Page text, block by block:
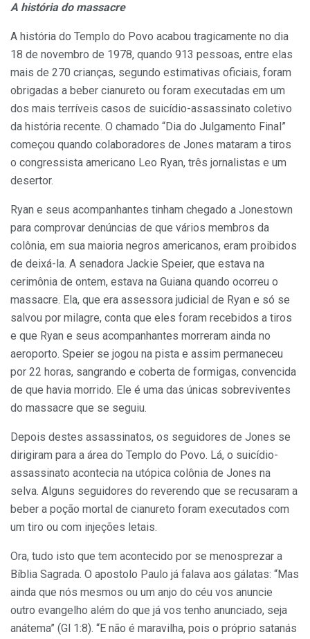
A história do massacre
A história do Templo do Povo acabou tragicamente no dia
18 de novembro de 1978, quando 913 pessoas, entre elas
mais de 270 crianças, segundo estimativas oficiais, foram
obrigadas a beber cianureto ou foram executadas em um
dos mais terríveis casos de suicídio-assassinato coletivo
da história recente. O chamado “Dia do Julgamento Final”
começou quando colaboradores de Jones mataram a tiros
o congressista americano Leo Ryan, três jornalistas e um
desertor.
Ryan e seus acompanhantes tinham chegado a Jonestown
para comprovar denúncias de que vários membros da
colônia, em sua maioria negros americanos, eram proibidos
de deixá-la. A senadora Jackie Speier, que estava na
cerimônia de ontem, estava na Guiana quando ocorreu o
massacre. Ela, que era assessora judicial de Ryan e só se
salvou por milagre, conta que eles foram recebidos a tiros
e que Ryan e seus acompanhantes morreram ainda no
aeroporto. Speier se jogou na pista e assim permaneceu
por 22 horas, sangrando e coberta de formigas, convencida
de que havia morrido. Ele é uma das únicas sobreviventes
do massacre que se seguiu.
Depois destes assassinatos, os seguidores de Jones se
dirigiram para a área do Templo do Povo. Lá, o suicídio-
assassinato acontecia na utópica colônia de Jones na
selva. Alguns seguidores do reverendo que se recusaram a
beber a poção mortal de cianureto foram executados com
um tiro ou com injeções letais.
Ora, tudo isto que tem acontecido por se menosprezar a
Bíblia Sagrada. O apostolo Paulo já falava aos gálatas: “Mas
ainda que nós mesmos ou um anjo do céu vos anuncie
outro evangelho além do que já vos tenho anunciado, seja
anátema” (Gl 1:8). “E não é maravilha, pois o próprio satanás